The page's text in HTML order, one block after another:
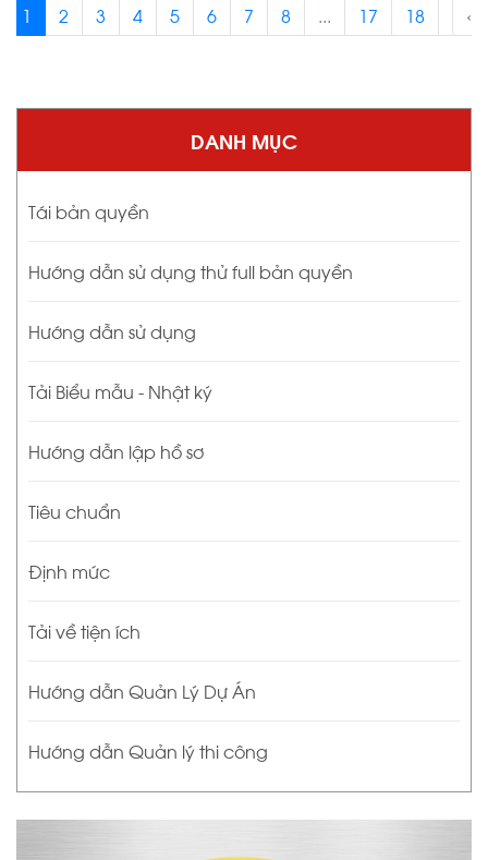
DANH MỤC
Tái bản quyền
Hướng dẫn sử dụng thử full bản quyền
Hướng dẫn sử dụng
Tải Biểu mẫu - Nhật ký
Hướng dẫn lập hồ sơ
Tiêu chuẩn
Định mức
Tải về tiện ích
Hướng dẫn Quản Lý Dự Án
Hướng dẫn Quản lý thi công
1 2 3 4 5 6 7 8 ... 17 18 ‹